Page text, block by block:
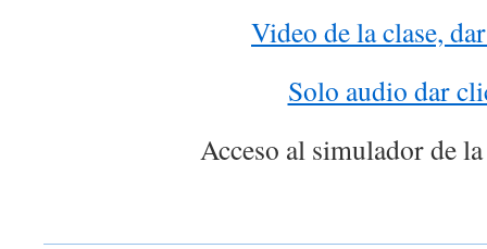
Video de la clase,
Solo audio dar
Acceso al simulador de